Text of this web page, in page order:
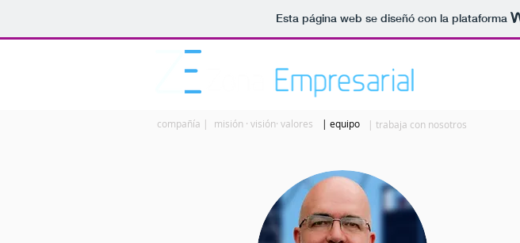
Esta página web se diseñó con la plataforma
compañía | | trabaja con nosotros
| equipo
misión · visión· valores